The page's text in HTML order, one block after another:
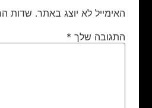
האימייל לא יוצג באתר. שדות
התגובה שלך *